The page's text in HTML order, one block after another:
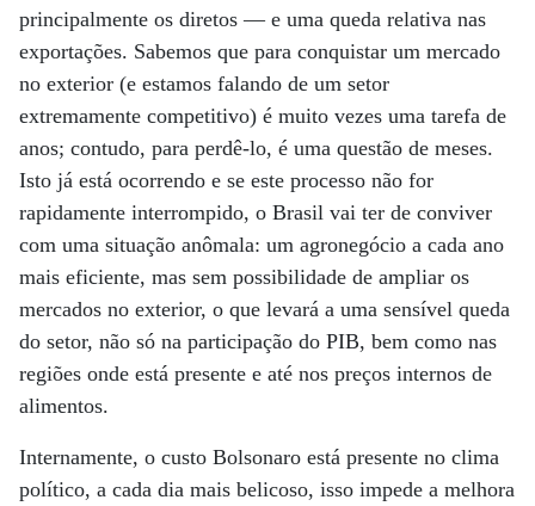
principalmente os diretos — e uma queda relativa nas
exportações. Sabemos que para conquistar um mercado
no exterior (e estamos falando de um setor
extremamente competitivo) é muito vezes uma tarefa de
anos; contudo, para perdê-lo, é uma questão de meses.
Isto já está ocorrendo e se este processo não for
rapidamente interrompido, o Brasil vai ter de conviver
com uma situação anômala: um agronegócio a cada ano
mais eficiente, mas sem possibilidade de ampliar os
mercados no exterior, o que levará a uma sensível queda
do setor, não só na participação do PIB, bem como nas
regiões onde está presente e até nos preços internos de
alimentos.
Internamente, o custo Bolsonaro está presente no clima
político, a cada dia mais belicoso, isso impede a melhora